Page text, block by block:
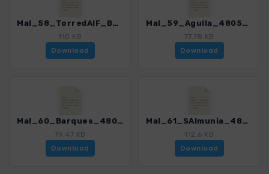
Mal_58_TorredAlF_Barca_4805_4.gpx
110 KB
Download
Mal_59_Agulla_4805_4.gpx
77.78 KB
Download
Mal_60_Barques_4805_4.gpx
79.47 KB
Download
Mal_61_SAlmunia_4805_4.gpx
112.6 KB
Download